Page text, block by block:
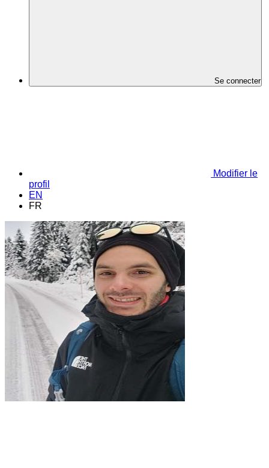
Se connecter
Modifier le
profil
EN
FR